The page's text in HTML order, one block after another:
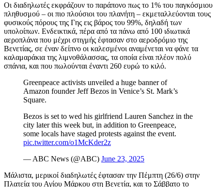
Οι διαδηλωτές εκφράζουν το παράπονο πως το 1% του παγκόσμιου
πληθυσμού – οι πιο πλούσιοι του πλανήτη – εκμεταλλεύονται τους
φυσικούς πόρους της Γης εις βάρος του 99%, δηλαδή των
υπολοίπων. Ενδεικτικά, πέρα από τα πάνω από 100 ιδιωτικά
αεροπλάνα που μέχρι στιγμής έφτασαν στο αεροδρόμιο της
Βενετίας, σε έναν δείπνο οι καλεσμένοι αναμένεται να φάνε τα
καλαμαράκια της λιμνοθάλασσας, τα οποία είναι πλέον πολύ
σπάνια, και που πωλούνται έναντι 260 ευρώ το κιλό.
Greenpeace activists unveiled a huge banner of
Amazon founder Jeff Bezos in Venice’s St. Mark’s
Square.
Bezos is set to wed his girlfriend Lauren Sanchez in the
city later this week but, in addition to Greenpeace,
some locals have staged protests against the event.
pic.twitter.com/o1McKder2z
— ABC News (@ABC) June 23, 2025
Μάλιστα, μερικοί διαδηλωτές έφτασαν την Πέμπτη (26/6) στην
Πλατεία του Αγίου Μάρκου στη Βενετία, και το Σάββατο το